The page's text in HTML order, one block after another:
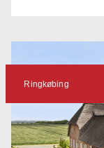
Ringkøbing